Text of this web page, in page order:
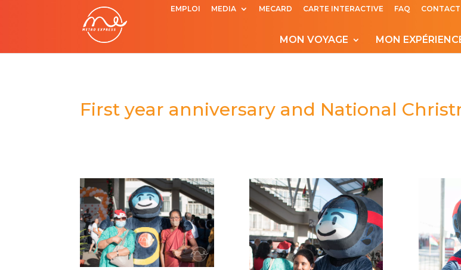
EMPLOI MEDIA MECARD CARTE INTERACTIVE FAQ CONTACT
MON VOYAGE MON
First year anniversary and National